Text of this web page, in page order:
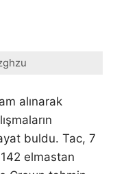
alınarak
buldu. Tac, 7
elmastan